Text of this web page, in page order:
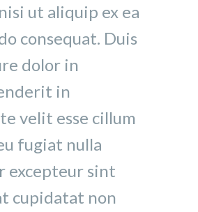
ut aliquip ex ea
consequat. Duis
dolor in
in
velit esse cillum
fugiat nulla
excepteur sint
cupidatat non